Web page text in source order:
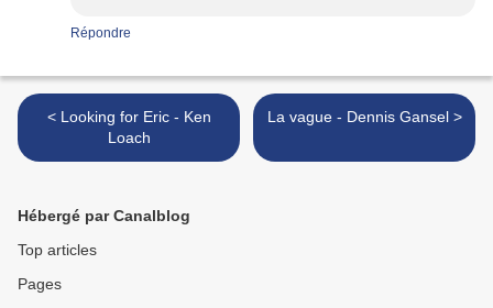
Répondre
< Looking for Eric - Ken
Loach
La vague - Dennis Gansel >
Hébergé par Canalblog
Top articles
Pages